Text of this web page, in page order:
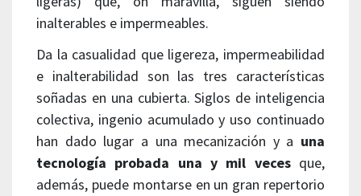
inalterables e impermeables.
Da la casualidad que ligereza, impermeabilidad
e inalterabilidad son las tres características
soñadas en una cubierta. Siglos de inteligencia
colectiva, ingenio acumulado y uso continuado
han dado lugar a una mecanización y a una
tecnología probada una y mil vecesque,
además, puede montarse en un gran repertorio